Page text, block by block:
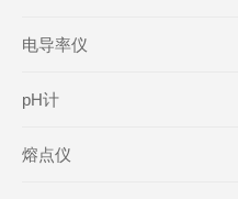
电导率仪
pH计
熔点仪